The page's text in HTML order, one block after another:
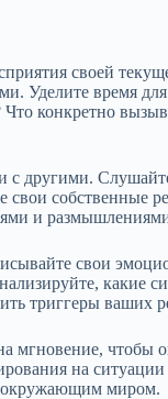
своей
Уделите время
Что конкретно
с другими.
собственные
и
свои
какие
триггеры ваших
мгновение, чтобы
на
окружающим миром.